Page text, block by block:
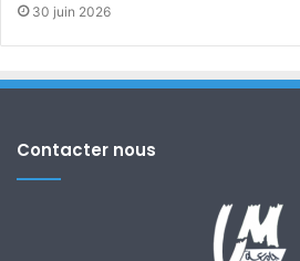
30 juin 2026
Contacter nous